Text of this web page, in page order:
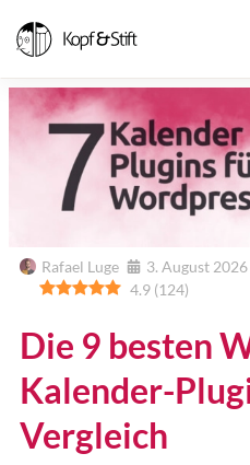
Rafael Luge 3. August 2026
4.9 (124)
Die 9 besten
Kalender-
Vergleich